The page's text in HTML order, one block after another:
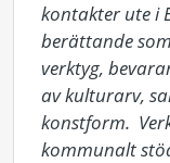
kontakter ute i
berättande
verktyg,
av kulturarv,
konstform.
kommunalt